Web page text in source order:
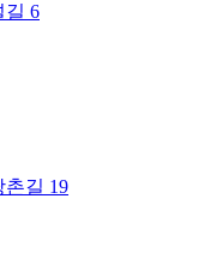
길 6
길 19